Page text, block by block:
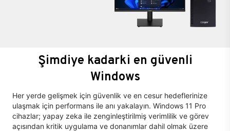
Şimdiye kadarki en güvenli
Windows
Her yerde gelişmek için güvenlik ve en cesur hedeflerinize
ulaşmak için performans ile anı yakalayın. Windows 11 Pro
cihazlar; yapay zeka ile zenginleştirilmiş verimlilik ve görev
açısından kritik uygulama ve donanımlar dahil olmak üzere